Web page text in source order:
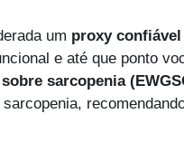
um proxy
e até que ponto
sarcopenia